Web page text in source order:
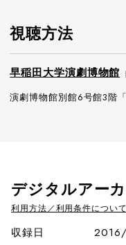
視聴方法
早稲田大学演劇博物館
演劇博物館別館6号館3階
デジタルアー
利用方法／利用条件について
収録日
2016/